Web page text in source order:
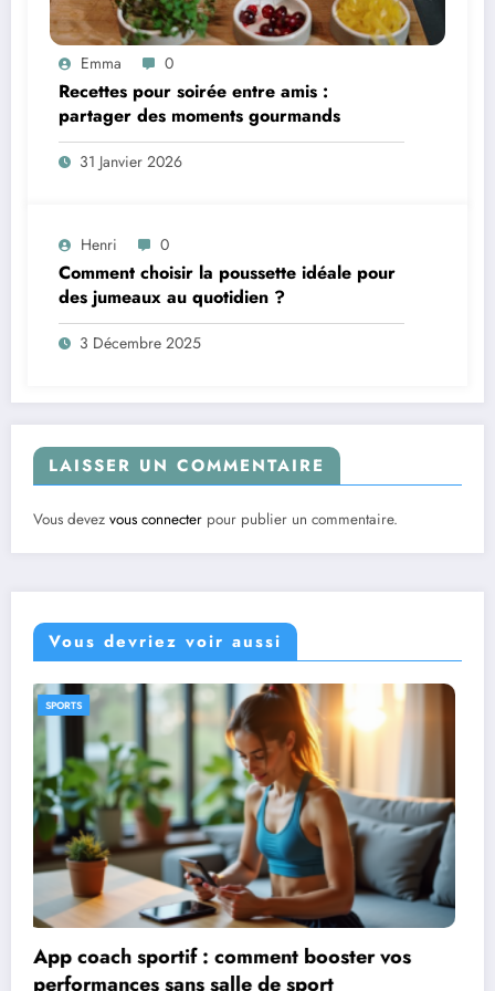
Emma 0
Recettes pour soirée entre amis :
partager des moments gourmands
31 Janvier 2026
Henri 0
Comment choisir la poussette idéale pour
des jumeaux au quotidien ?
3 Décembre 2025
LAISSER UN COMMENTAIRE
Vous devez vous connecter pour publier un commentaire.
Vous devriez voir aussi
CADEAUX